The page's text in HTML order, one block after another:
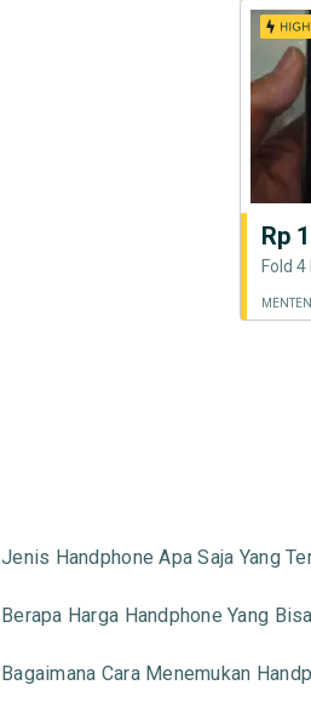
Rp
Jenis Handphone Apa Saja Yang
Berapa Harga Handphone Yang
Bagaimana Cara Menemukan